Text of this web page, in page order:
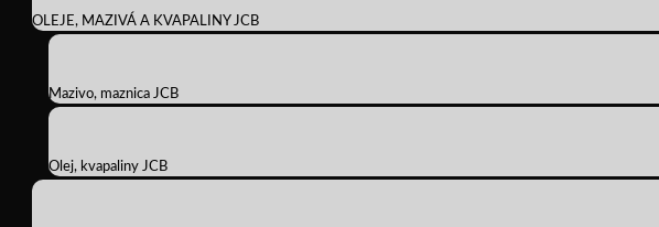
OLEJE, MAZIVÁ A KVAPALINY JCB
Mazivo, maznica JCB
Olej, kvapaliny JCB